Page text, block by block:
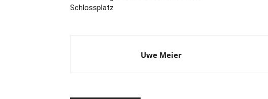
Schlossplatz
Uwe Meier